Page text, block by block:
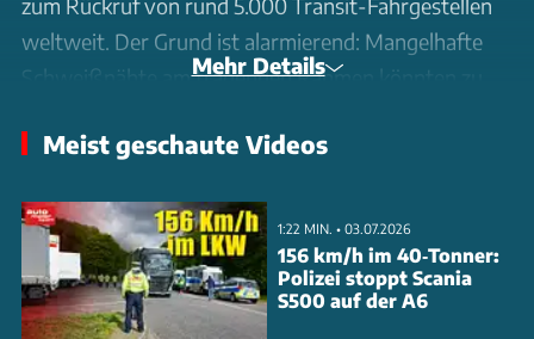
weltweit. Der Grund ist alarmierend: Mangelhafte
Schweißnähte am tragenden Rahmen könnten zu
ausschließlich Skelett-Chassis des 2024er Modells,
türkischen Werk produziert wurden.
Besonders brisant: Die fehlerhaften
Schweißverbindungen am Stahlrahmen - dem
Mehr Details
Meist geschaute Videos
1:22 MIN. • 03.07.2026
156 km/h im 40‑Tonner:
Polizei stoppt Scania
S500 auf der A6